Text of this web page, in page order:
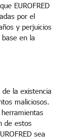
EUROFRED
por el
y perjuicios
en la
la existencia
maliciosos.
de estos
sea